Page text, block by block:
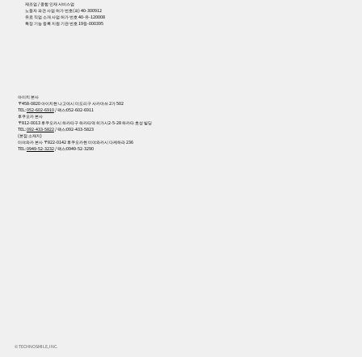
제조업 / 종합 인재 서비스업
노동자 파견 사업 허가 번호(파) 40-300912
유료 직업 소개 사업 허가 번호 40-유-120008
특정 기능 등록 지원 기관 번호 19등-000395
아이치 본사
〒458-0820 아이치현 나고야시 미도리구 사카마쓰 2가 502
TEL:052-602-6910/ 팩스:052-602-6911
후쿠오카 본사
〒812-0013 후쿠오카시 하카타구 하카타역 히가시2-5-28 하카타 효성 빌딩
TEL:092-433-5822/ 팩스:092-433-5823
(본점 소재지)
미야와카 본사 〒822-0142 후쿠오카현 미야와카시 다케하라 236
TEL:0949-52-3232/ 팩스:0949-52-3290
© TECHNOSMILE, INC.